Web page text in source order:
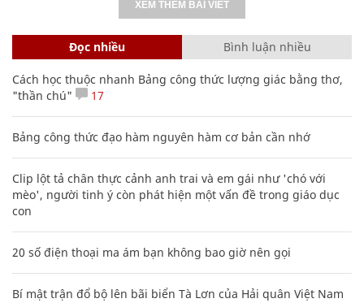
XEM THÊM BÀI VIẾT
Đọc nhiều Bình luận nhiều
Cách học thuộc nhanh Bảng công thức lượng giác bằng thơ,
"thần chú"
17
Bảng công thức đạo hàm nguyên hàm cơ bản cần nhớ
Clip lột tả chân thực cảnh anh trai và em gái như 'chó với
mèo', người tinh ý còn phát hiện một vấn đề trong giáo dục
con
20 số điện thoại ma ám bạn không bao giờ nên gọi
Bí mật trận đổ bộ lên bãi biển Tà Lơn của Hải quân Việt Nam